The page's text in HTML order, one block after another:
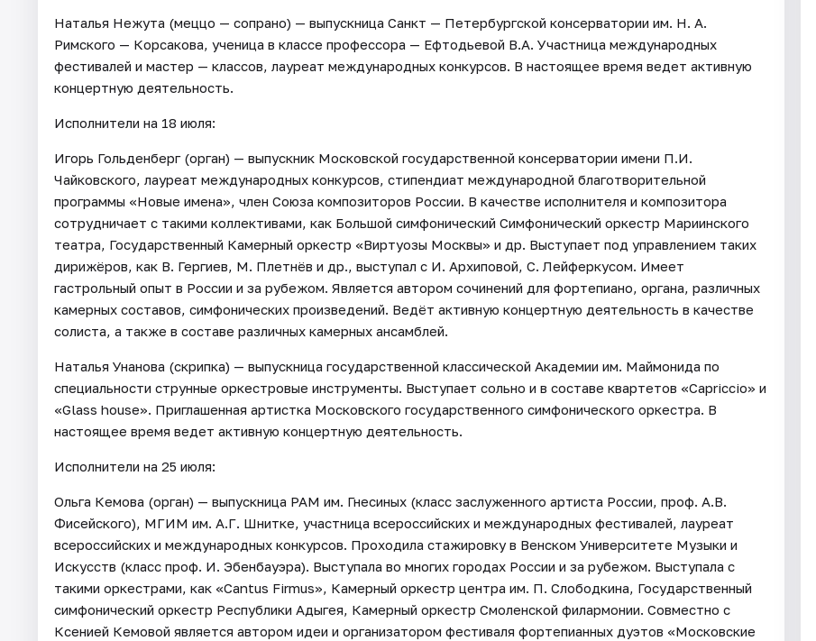
Наталья Нежута (меццо — сопрано) — выпускница Санкт — Петербургской консерватории им. Н. А.
Римского — Корсакова, ученица в классе профессора — Ефтодьевой В.А. Участница международных
фестивалей и мастер — классов, лауреат международных конкурсов. В настоящее время ведет активную
концертную деятельность.
Исполнители на 18 июля:
Игорь Гольденберг (орган) — выпускник Московской государственной консерватории имени П.И.
Чайковского, лауреат международных конкурсов, стипендиат международной благотворительной
программы «Новые имена», член Союза композиторов России. В качестве исполнителя и композитора
сотрудничает с такими коллективами, как Большой симфонический Симфонический оркестр Мариинского
театра, Государственный Камерный оркестр «Виртуозы Москвы» и др. Выступает под управлением таких
дирижёров, как В. Гергиев, М. Плетнёв и др., выступал с И. Архиповой, С. Лейферкусом. Имеет
гастрольный опыт в России и за рубежом. Является автором сочинений для фортепиано, органа, различных
камерных составов, симфонических произведений. Ведёт активную концертную деятельность в качестве
солиста, а также в составе различных камерных ансамблей.
Наталья Унанова (скрипка) — выпускница государственной классической Академии им. Маймонида по
специальности струнные оркестровые инструменты. Выступает сольно и в составе квартетов «Capriccio» и
«Glass house». Приглашенная артистка Московского государственного симфонического оркестра. В
настоящее время ведет активную концертную деятельность.
Исполнители на 25 июля:
Ольга Кемова (орган) — выпускница РАМ им. Гнесиных (класс заслуженного артиста России, проф. А.В.
Фисейского), МГИМ им. А.Г. Шнитке, участница всероссийских и международных фестивалей, лауреат
всероссийских и международных конкурсов. Проходила стажировку в Венском Университете Музыки и
Искусств (класс проф. И. Эбенбауэра). Выступала во многих городах России и за рубежом. Выступала с
такими оркестрами, как «Cantus Firmus», Камерный оркестр центра им. П. Слободкина, Государственный
симфонический оркестр Республики Адыгея, Камерный оркестр Смоленской филармонии. Совместно с
Ксенией Кемовой является автором идеи и организатором фестиваля фортепианных дуэтов «Московские